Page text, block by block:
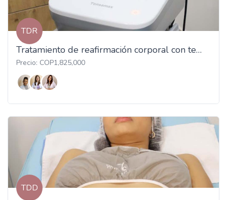
TDR
Tratamiento de reafirmación corporal con tensamax
Precio: COP1,825,000
TDD